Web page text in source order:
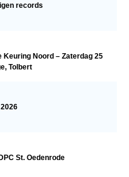
records
Keuring Noord – Zaterdag 25
Tolbert
St. Oedenrode